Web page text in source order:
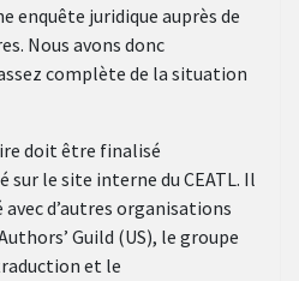
enquête juridique auprès de
Nous avons donc
complète de la situation
doit être finalisé
le site interne du CEATL. Il
d’autres organisations
Guild (US), le groupe
et le